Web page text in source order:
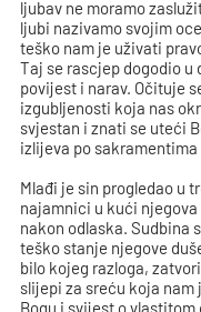
ljubav ne moramo
ljubi nazivamo svojim
teško nam je uživati
Taj se rascjep dogodio
povijest i narav. Očituje
izgubljenosti koja nas
svjestan i znati se uteći
izlijeva po sakramentima
Mlađi je sin progledao u
najamnici u kući
nakon odlaska. Sudbina
teško stanje njegove
bilo kojeg razloga,
slijepi za sreću koja
Bogu i svijest o